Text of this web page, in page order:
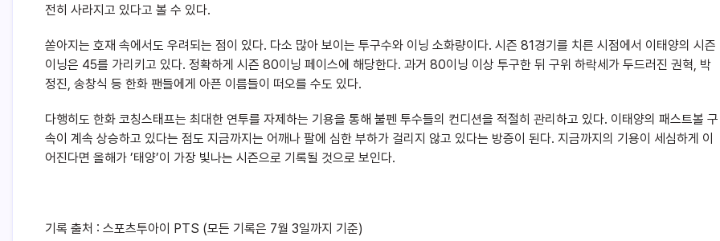
전히 사라지고 있다고 볼 수 있다.
쏟아지는 호재 속에서도 우려되는 점이 있다. 다소 많아 보이는 투구수와 이닝 소화량이다. 시즌 81경기를 치른 시점에서 이태양의 시즌
이닝은 45를 가리키고 있다. 정확하게 시즌 80이닝 페이스에 해당한다. 과거 80이닝 이상 투구한 뒤 구위 하락세가 두드러진 권혁, 박
정진, 송창식 등 한화 팬들에게 아픈 이름들이 떠오를 수도 있다.
다행히도 한화 코칭스태프는 최대한 연투를 자제하는 기용을 통해 불펜 투수들의 컨디션을 적절히 관리하고 있다. 이태양의 패스트볼 구
속이 계속 상승하고 있다는 점도 지금까지는 어깨나 팔에 심한 부하가 걸리지 않고 있다는 방증이 된다. 지금까지의 기용이 세심하게 이
어진다면 올해가 ’태양’이 가장 빛나는 시즌으로 기록될 것으로 보인다.
기록 출처 : 스포츠투아이 PTS (모든 기록은 7월 3일까지 기준)